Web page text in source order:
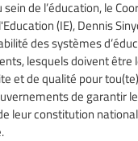
de l’éducation, le
(IE), Dennis
des systèmes
lesquels doivent être
et de qualité pour
de garantir
leur constitution